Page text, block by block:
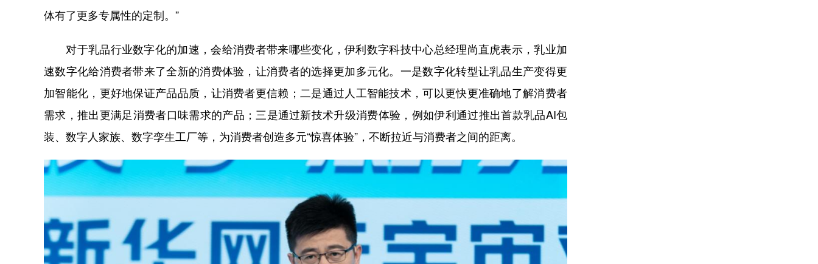
体有了更多专属性的定制。”
对于乳品行业数字化的加速，会给消费者带来哪些变化，伊利数字科技中心总经理尚直虎表示，乳业加
速数字化给消费者带来了全新的消费体验，让消费者的选择更加多元化。一是数字化转型让乳品生产变得更
加智能化，更好地保证产品品质，让消费者更信赖；二是通过人工智能技术，可以更快更准确地了解消费者
需求，推出更满足消费者口味需求的产品；三是通过新技术升级消费体验，例如伊利通过推出首款乳品AI包
装、数字人家族、数字孪生工厂等，为消费者创造多元“惊喜体验”，不断拉近与消费者之间的距离。